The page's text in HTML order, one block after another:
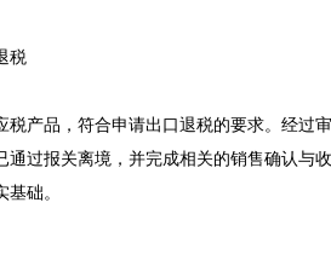
税
税产品，符合申请出口退税的要求。经过审
通过报关离境，并完成相关的销售确认与收
础。